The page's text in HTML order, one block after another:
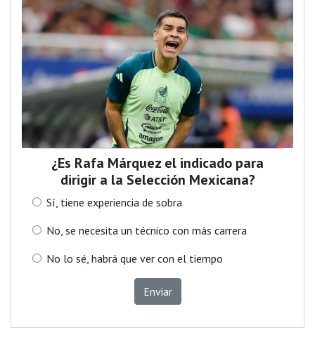
¿Es Rafa Márquez el indicado para
dirigir a la Selección Mexicana?
Sí, tiene experiencia de sobra
No, se necesita un técnico con más carrera
No lo sé, habrá que ver con el tiempo
Enviar